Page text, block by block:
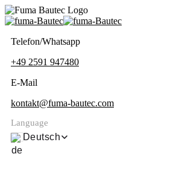
Telefon/Whatsapp
+49 2591 947480
E-Mail
kontakt@fuma-bautec.com
Language
Deutsch